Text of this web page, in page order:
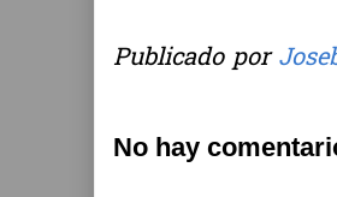
Publicado por
No hay